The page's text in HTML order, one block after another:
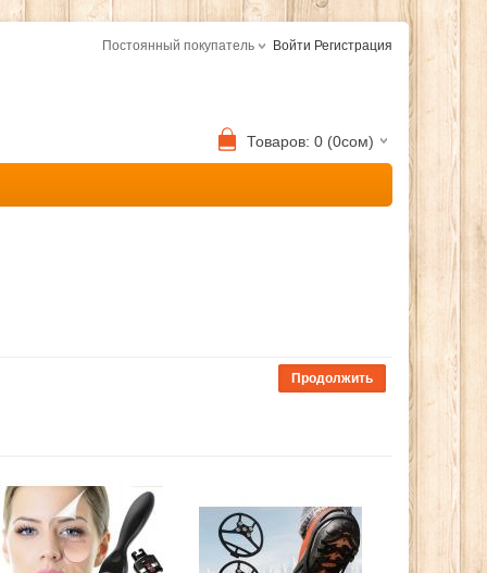
Постоянный покупатель Войти Регистрация
Товаров: 0 (0сом)
Продолжить